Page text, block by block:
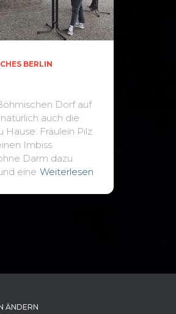
BERLIN
Dorf auf
auch die
Hause: Fräulein Pilz
Imbiss
Darm dazu
eine Weiterlesen
ÄNDERN